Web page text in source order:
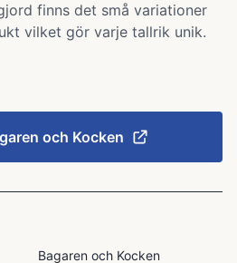
finns det små variationer
vilket gör varje tallrik unik.
och Kocken
Bagaren och Kocken